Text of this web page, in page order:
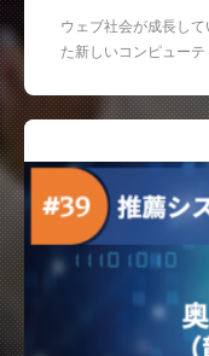
ウェブ社会が成長し
た新しいコンピュー